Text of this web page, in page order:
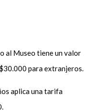
al Museo tiene un valor
para extranjeros.
aplica una tarifa